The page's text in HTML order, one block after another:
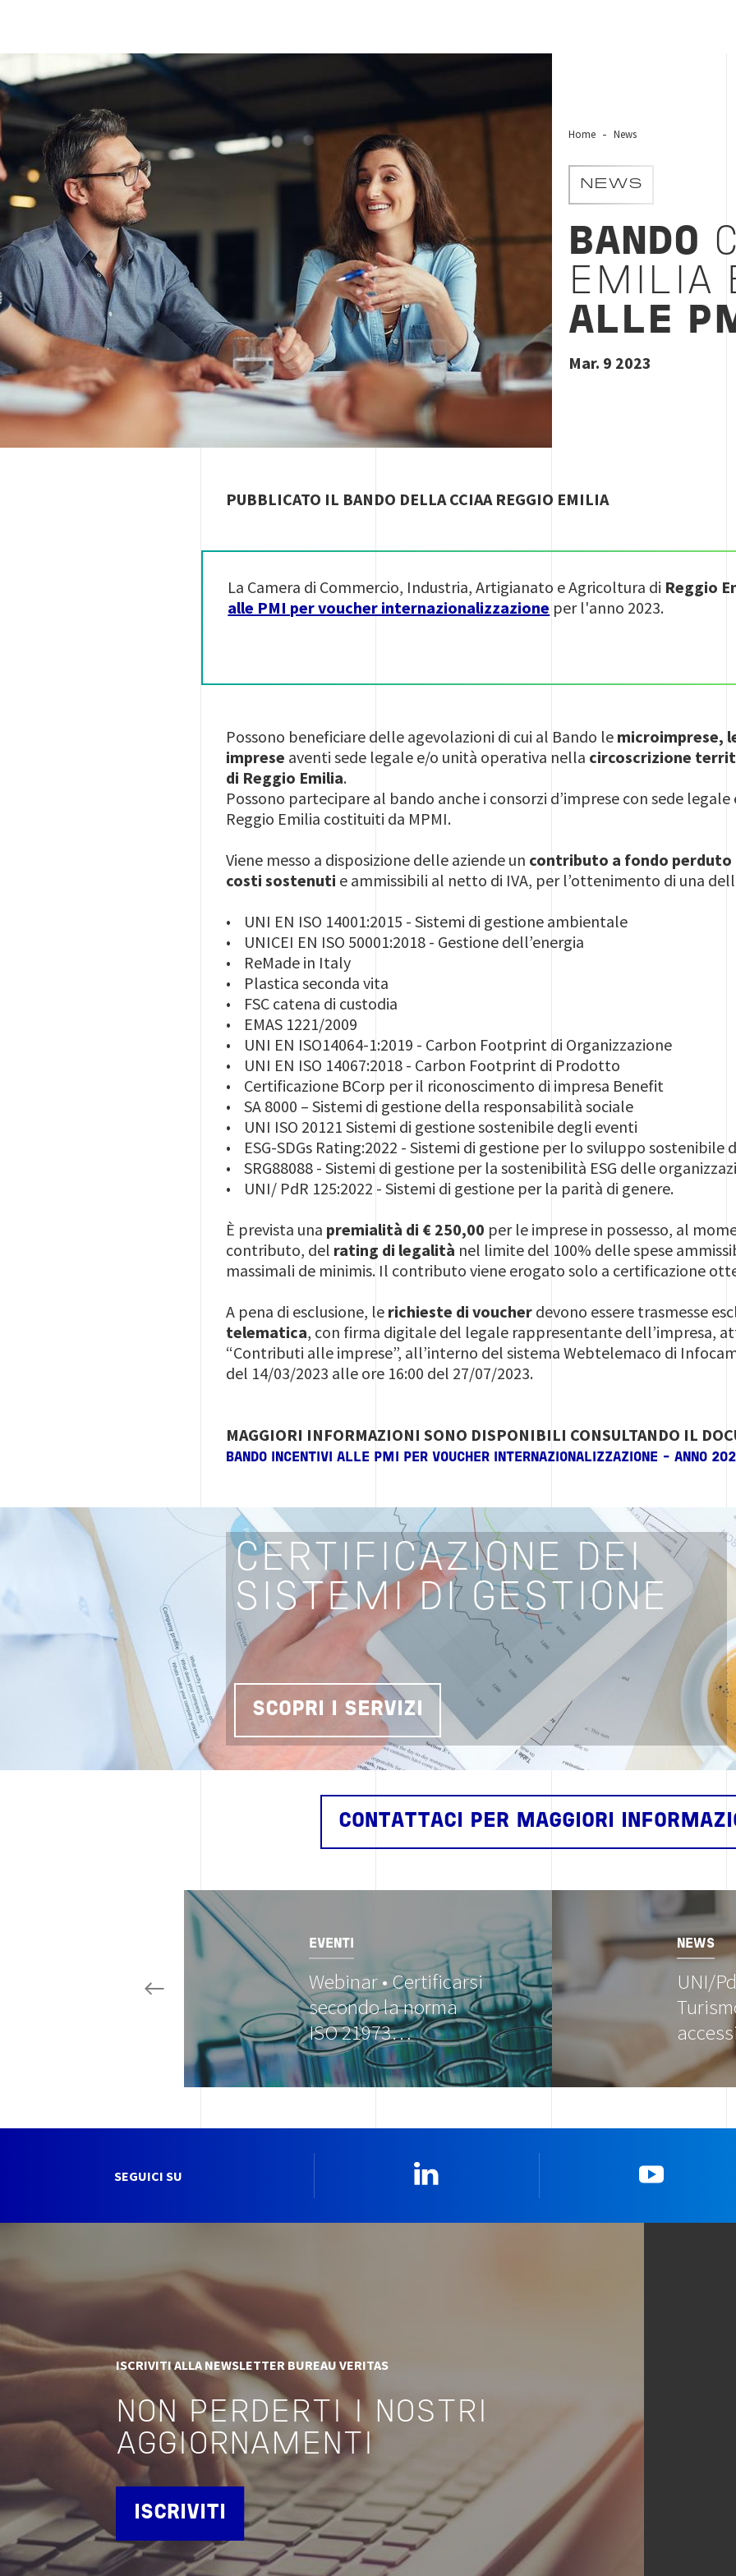
gestione_efficace_riunione_meeting_team
Home News
NEWS
BANDO
EMILIA
ALLE
Mar. 9 2023
PUBBLICATO IL BANDO DELLA CCIAA REGGIO EMILIA
La Camera di Commercio, Industria, Artigianato e Agricoltura di Reggio
alle PMI per voucher internazionalizzazione per l'anno 2023.
Possono beneficiare delle agevolazioni di cui al Bando le microimprese,
imprese aventi sede legale e/o unità operativa nella circoscrizione
di Reggio Emilia.
Possono partecipare al bando anche i consorzi d’imprese con sede
Reggio Emilia costituiti da MPMI.
Viene messo a disposizione delle aziende un contributo a fondo perduto
costi sostenuti e ammissibili al netto di IVA, per l’ottenimento di una
• UNI EN ISO 14001:2015 - Sistemi di gestione ambientale
• UNICEI EN ISO 50001:2018 - Gestione dell’energia
• ReMade in Italy
• Plastica seconda vita
• FSC catena di custodia
• EMAS 1221/2009
• UNI EN ISO14064-1:2019 - Carbon Footprint di Organizzazione
• UNI EN ISO 14067:2018 - Carbon Footprint di Prodotto
• Certificazione BCorp per il riconoscimento di impresa Benefit
• SA 8000 – Sistemi di gestione della responsabilità sociale
• UNI ISO 20121 Sistemi di gestione sostenibile degli eventi
• ESG-SDGs Rating:2022 - Sistemi di gestione per lo sviluppo
• SRG88088 - Sistemi di gestione per la sostenibilità ESG delle
• UNI/ PdR 125:2022 - Sistemi di gestione per la parità di genere.
È prevista una premialità di € 250,00 per le imprese in possesso, al
contributo, del rating di legalità nel limite del 100% delle spese
massimali de minimis. Il contributo viene erogato solo a certificazione
A pena di esclusione, le richieste di voucher devono essere trasmesse
telematica, con firma digitale del legale rappresentante dell’impresa,
“Contributi alle imprese”, all’interno del sistema Webtelemaco di
del 14/03/2023 alle ore 16:00 del 27/07/2023.
MAGGIORI INFORMAZIONI SONO DISPONIBILI CONSULTANDO IL
BANDO INCENTIVI ALLE PMI PER VOUCHER INTERNAZIONALIZZAZIONE - ANNO
CERTIFICAZIONE DEI
SISTEMI DI GESTIONE
SCOPRI I SERVIZI
CONTATTACI PER MAGGIORI
Image
EVENTI
Webinar • Certificarsi
secondo la norma
ISO 21973…
NEWS
UNI/
SEGUICI SU
ISCRIVITI ALLA NEWSLETTER BUREAU VERITAS
NON PERDERTI I NOSTRI
AGGIORNAMENTI
ISCRIVITI